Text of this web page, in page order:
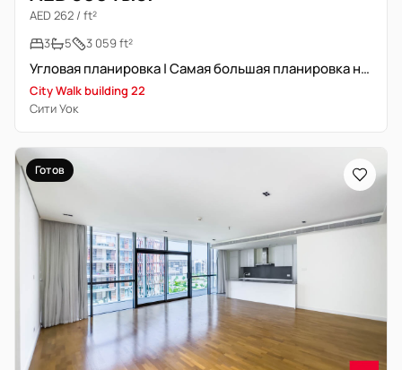
AED 262 / ft²
3
5 3 059 ft²
Угловая планировка | Самая большая планировка на рынке
City Walk building 22
Сити Уок
Готов